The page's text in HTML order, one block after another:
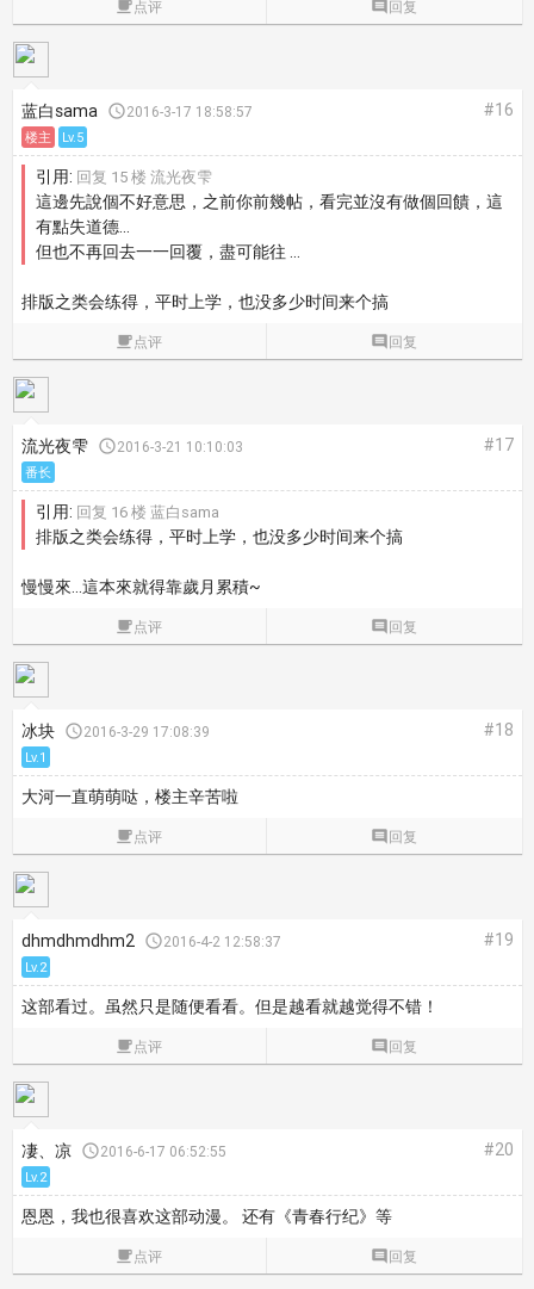
点评  回复
蓝白sama 2016-3-17 18:58:57 #16
楼主 Lv.5
引用: 回复 15 楼 流光夜雫
這邊先說個不好意思，之前你前幾帖，看完並沒有做個回饋，這
有點失道德...
但也不再回去一一回覆，盡可能往 ...
排版之类会练得，平时上学，也没多少时间来个搞
点评  回复
流光夜雫 2016-3-21 10:10:03 #17
番长
引用: 回复 16 楼 蓝白sama
排版之类会练得，平时上学，也没多少时间来个搞
慢慢來...這本來就得靠歲月累積~
点评  回复
冰块 2016-3-29 17:08:39 #18
Lv.1
大河一直萌萌哒，楼主辛苦啦
点评  回复
dhmdhmdhm2 2016-4-2 12:58:37 #19
Lv.2
这部看过。虽然只是随便看看。但是越看就越觉得不错！
点评  回复
凄、凉 2016-6-17 06:52:55 #20
Lv.2
恩恩，我也很喜欢这部动漫。 还有《青春行纪》等
点评  回复